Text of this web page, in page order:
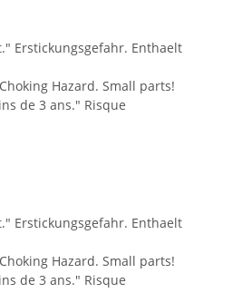
Erstickungsgefahr. Enthaelt
Hazard. Small parts!
de 3 ans." Risque
Erstickungsgefahr. Enthaelt
Hazard. Small parts!
de 3 ans." Risque